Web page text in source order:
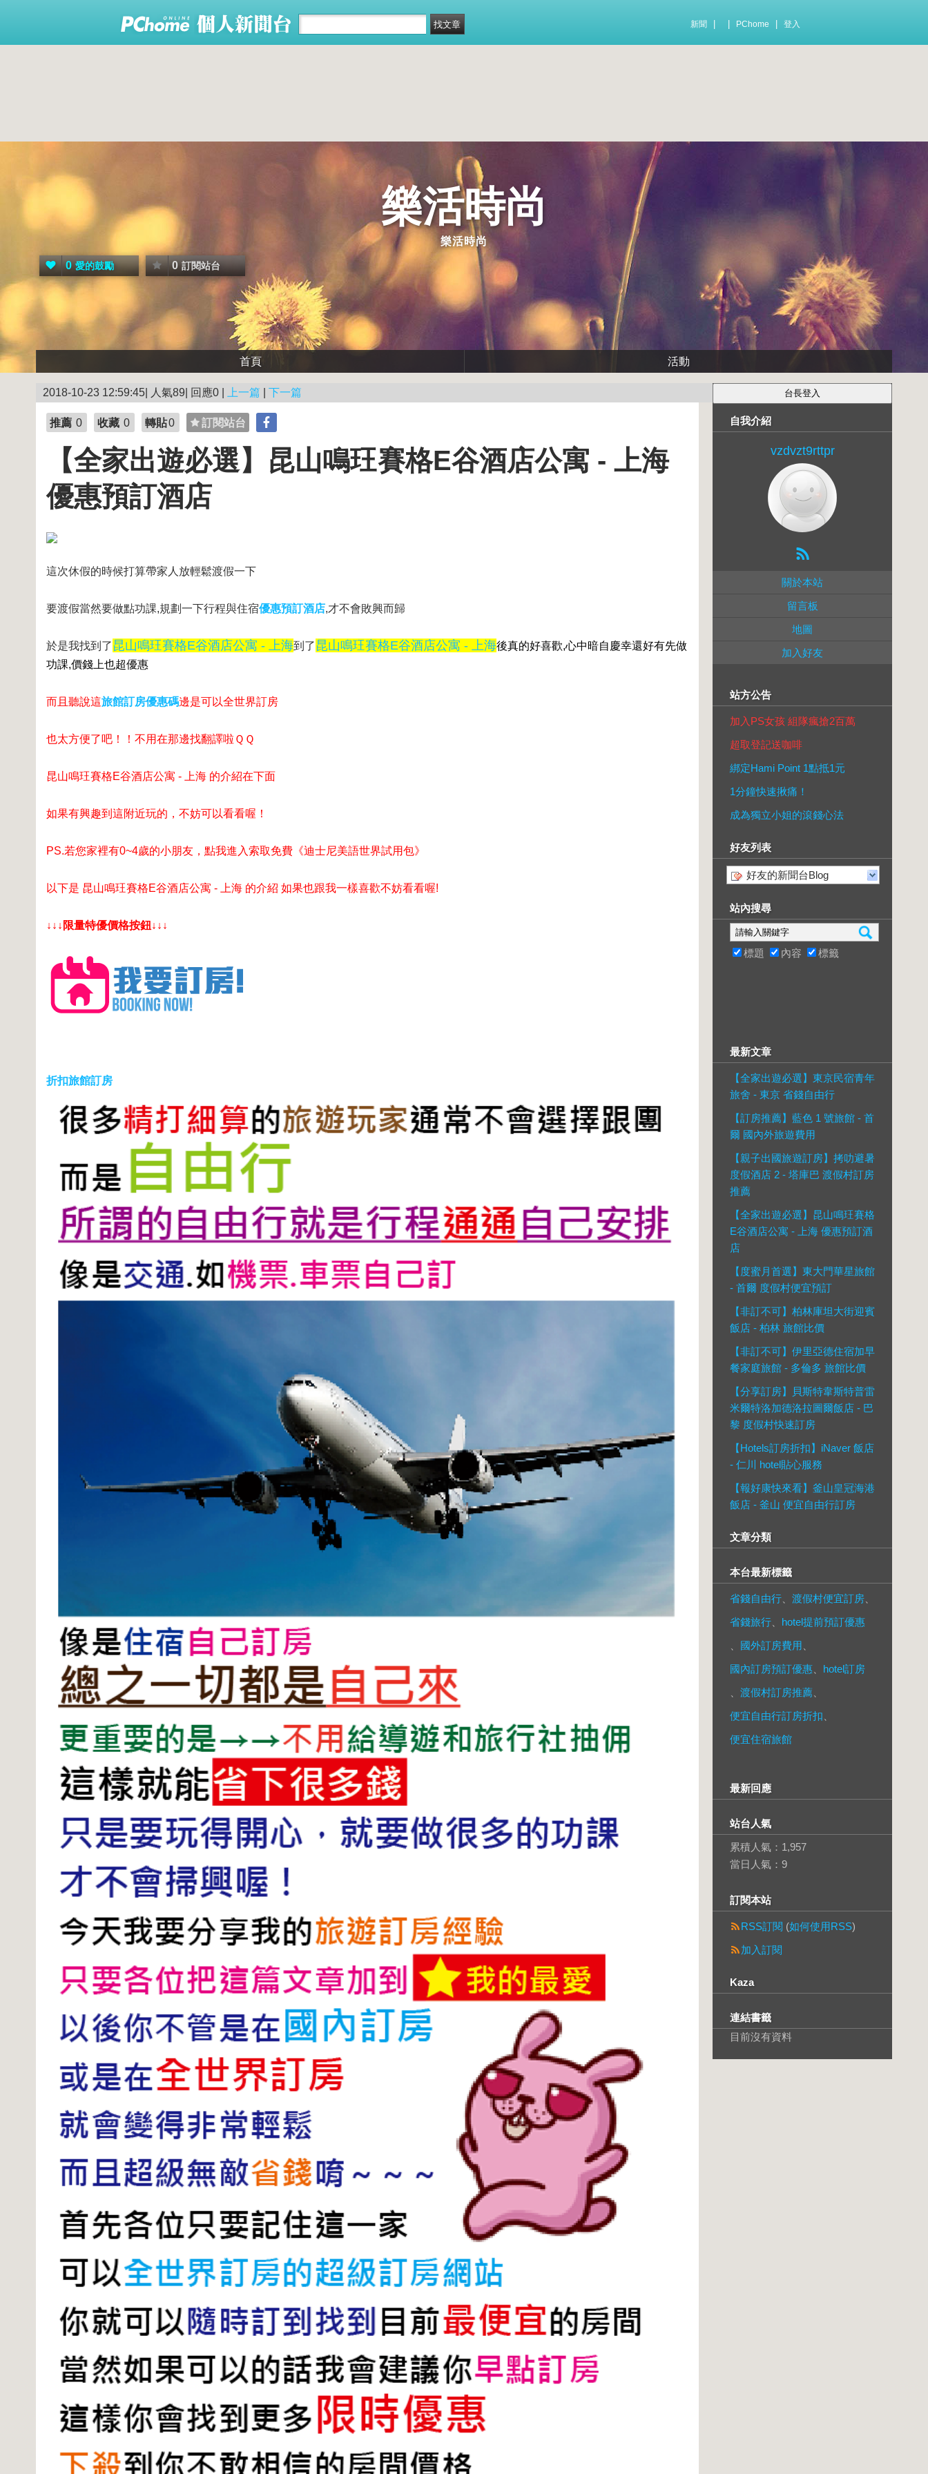
新聞 PChome 登入
樂活時尚
樂活時尚
0 愛的鼓勵 0 訂閱站台
首頁 活動
2018-10-23 12:59:45| 人氣89| 回應0 | 上一篇 下一篇
推薦 0 收藏 0 轉貼0 訂閱站台
【全家出遊必選】昆山鳴玨賽格E谷酒店公寓 - 上海
優惠預訂酒店
這次休假的時候打算帶家人放輕鬆渡假一下
要渡假當然要做點功課,規劃一下行程與住宿優惠預訂酒店,才不會敗興而歸
於是我找到了 昆山鳴玨賽格E谷酒店公寓 - 上海到了 昆山鳴玨賽格E谷酒店公寓 - 上海後真的好喜歡,心中暗自慶幸還好有先做
功課,價錢上也超優惠
而且聽說這旅館訂房優惠碼邊是可以全世界訂房
也太方便了吧！！不用在那邊找翻譯啦ＱＱ
昆山鳴玨賽格E谷酒店公寓 - 上海 的介紹在下面
如果有興趣到這附近玩的，不妨可以看看喔！
PS.若您家裡有0~4歲的小朋友， 點我進入索取免費《迪士尼美語世界試用包》
以下是 昆山鳴玨賽格E谷酒店公寓 - 上海 的介紹 如果也跟我一樣喜歡不妨看看喔!
↓↓↓限量特優價格按鈕↓↓↓
折扣旅館訂房
自我介紹
vzdvzt9rttpr
關於本站
留言板
地圖
加入好友
站方公告
加入PS女孩 組隊瘋搶2百萬
超取登記送咖啡
綁定Hami Point 1點抵1元
1分鐘快速揪痛！
成為獨立小姐的滾錢心法
好友列表
好友的新聞台Blog
站內搜尋
標題 內容 標籤
最新文章
【全家出遊必選】東京民宿青年
旅舍 - 東京 省錢自由行
【訂房推薦】藍色 1 號旅館 - 首
爾 國內外旅遊費用
【親子出國旅遊訂房】拷叻避暑
度假酒店 2 - 塔庫巴 渡假村訂房
推薦
【全家出遊必選】昆山鳴玨賽格
E谷酒店公寓 - 上海 優惠預訂酒
店
【度蜜月首選】東大門華星旅館
- 首爾 度假村便宜預訂
【非訂不可】柏林庫坦大街迎賓
飯店 - 柏林 旅館比價
【非訂不可】伊里亞德住宿加早
餐家庭旅館 - 多倫多 旅館比價
【分享訂房】貝斯特韋斯特普雷
米爾特洛加德洛拉圖爾飯店 - 巴
黎 度假村快速訂房
【Hotels訂房折扣】iNaver 飯店
- 仁川 hotel貼心服務
【報好康快來看】釜山皇冠海港
飯店 - 釜山 便宜自由行訂房
文章分類
本台最新標籤
省錢自由行 渡假村便宜訂房
省錢旅行
hotel提前預訂優惠
國外訂房費用
國內訂房預訂優惠
hotel訂房
渡假村訂房推薦
便宜自由行訂房折扣
便宜住宿旅館
最新回應
站台人氣
累積人氣： 1,957
當日人氣： 9
訂閱本站
RSS訂閱 (如何使用RSS)
加入訂閱
Kaza
連結書籤
目前沒有資料